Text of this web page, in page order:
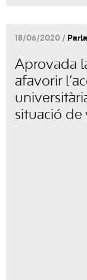
18/06/2020 /
Aprovada
afavorir
situació